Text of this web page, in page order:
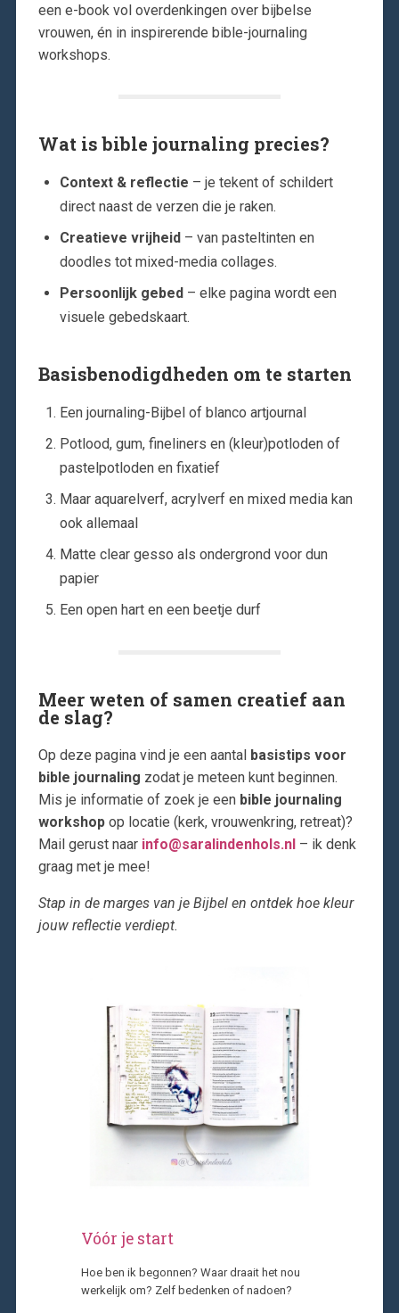
een e-book vol overdenkingen over bijbelse
vrouwen, én in inspirerende bible-journaling
workshops.
Wat is bible journaling precies?
Context & reflectie – je tekent of schildert
direct naast de verzen die je raken.
Creatieve vrijheid– van pasteltinten en
doodles tot mixed-media collages.
Persoonlijk gebed– elke pagina wordt een
visuele gebedskaart.
Basisbenodigdheden om te starten
Een journaling-Bijbel of blanco artjournal
Potlood, gum, fineliners en (kleur)potloden of
pastelpotloden en fixatief
Maar aquarelverf, acrylverf en mixed media kan
ook allemaal
Matte clear gesso als ondergrond voor dun
papier
Een open hart en een beetje durf
Meer weten of samen creatief aan
de slag?
Op deze pagina vind je een aantal basis­tips voor
bible journaling zodat je meteen kunt beginnen.
Mis je informatie of zoek je een bible journaling
workshopop locatie (kerk, vrouwenkring, retreat)?
Mail gerust naar info@saralindenhols.nl– ik denk
graag met je mee!
Stap in de marges van je Bijbel en ontdek hoe kleur
jouw reflectie verdiept.
Vóór je start
Hoe ben ik begonnen? Waar draait het nou
werkelijk om? Zelf bedenken of nadoen?